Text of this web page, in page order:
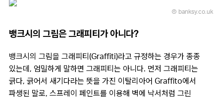
Ⓒ banksy.co.uk
뱅크시의 그림은 그래피티가 아니다?
뱅크시의 그림을 그래피티(Graffiti)라고 규정하는 경우가 종종
있는데, 엄밀하게 말하면 그래피티는 아니다. 먼저 그래피티는
긁다, 긁어서 새기다라는 뜻을 가진 이탈리아어 Graffito에서
파생된 말로, 스프레이 페인트를 이용해 벽에 낙서처럼 그린